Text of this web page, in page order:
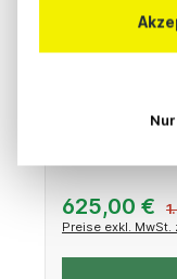
Retroscope
Verkaufspreis:
625,00 €
Preise exkl.